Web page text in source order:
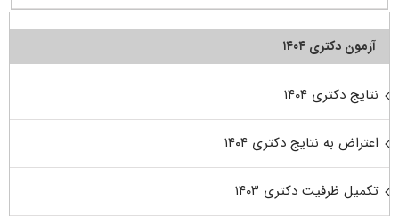
آزمون دکتری ۱۴۰۴
نتایج دکتری ۱۴۰۴
اعتراض به نتایج دکتری ۱۴۰۴
تکمیل ظرفیت دکتری ۱۴۰۳